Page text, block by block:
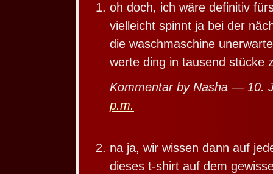
oh doch, ich wäre definitiv
vielleicht spinnt ja bei der
die waschmaschine
werte ding in tausend stücke
Kommentar by Nasha — 10.
p.m.
na ja, wir wissen dann auf
dieses t-shirt auf dem